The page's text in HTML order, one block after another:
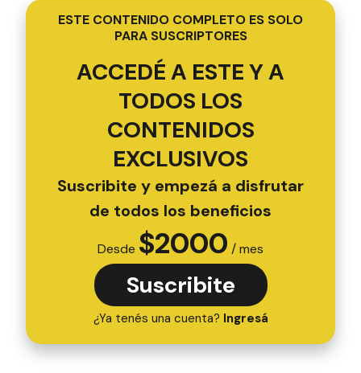
ESTE CONTENIDO COMPLETO ES SOLO
PARA SUSCRIPTORES
ACCEDÉ A ESTE Y A
TODOS LOS
CONTENIDOS
EXCLUSIVOS
Suscribite y empezá a disfrutar
de todos los beneficios
Desde $2000 / mes
Suscribite
¿Ya tenés una cuenta? Ingresá